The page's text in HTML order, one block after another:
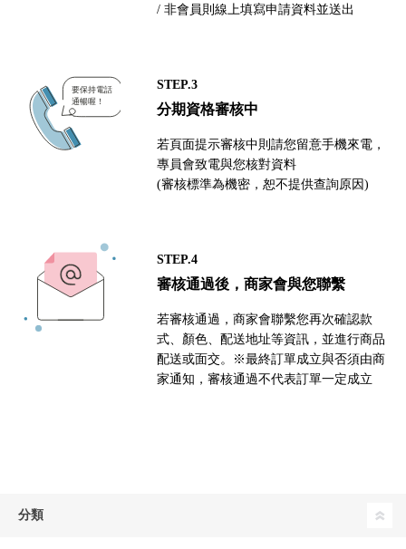
/ 非會員則線上填寫申請資料並送出
STEP.3
分期資格審核中
若頁面提示審核中則請您留意手機來電，
專員會致電與您核對資料
(審核標準為機密，恕不提供查詢原因)
STEP.4
審核通過後，商家會與您聯繫
若審核通過，商家會聯繫您再次確認款
式、顏色、配送地址等資訊，並進行商品
配送或面交。※最終訂單成立與否須由商
家通知，審核通過不代表訂單一定成立
分類